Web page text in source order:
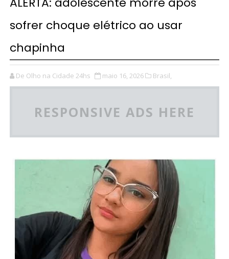
sofrer choque elétrico ao usar
chapinha
De Olho na Cidade 24hs maio 16, 2026 Brasil,
RESPONSIVE ADS HERE